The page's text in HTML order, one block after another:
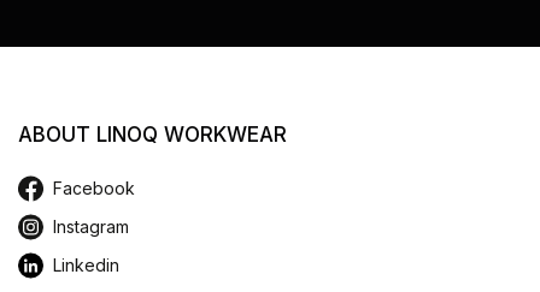
ABOUT LINOQ WORKWEAR
Facebook
Instagram
Linkedin